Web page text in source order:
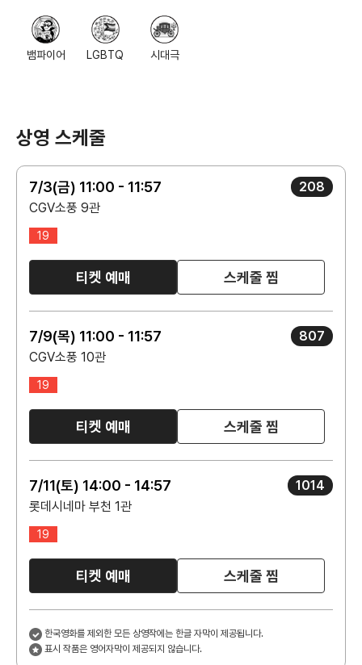
뱀파이어 LGBTQ 시대극
상영 스케줄
7/3(금) 11:00 - 11:57
208
CGV소풍 9관
19
티켓 예매 스케줄 찜
7/9(목) 11:00 - 11:57
807
CGV소풍 10관
19
티켓 예매 스케줄 찜
7/11(토) 14:00 - 14:57
1014
롯데시네마 부천 1관
19
티켓 예매 스케줄 찜
한국영화를 제외한 모든 상영작에는 한글 자막이 제공됩니다.
표시 작품은 영어자막이 제공되지 않습니다.